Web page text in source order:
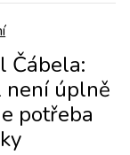
Čábela:
není úplně
potřeba